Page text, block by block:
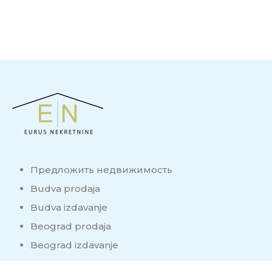
Предложить недвижимость
Budva prodaja
Budva izdavanje
Beograd prodaja
Beograd izdavanje